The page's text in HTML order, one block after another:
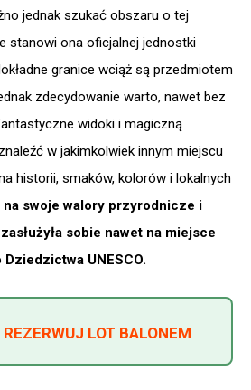
jednak szukać obszaru o tej
stanowi ona oficjalnej jednostki
granice wciąż są przedmiotem
zdecydowanie warto, nawet bez
widoki i magiczną
w jakimkolwiek innym miejscu
historii, smaków, kolorów i lokalnych
swoje walory przyrodnicze i
sobie nawet na miejsce
UNESCO.
LOT BALONEM